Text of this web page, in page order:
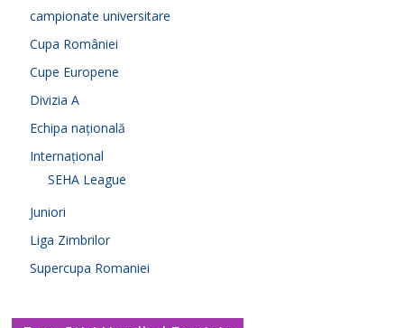
campionate universitare
Cupa României
Cupe Europene
Divizia A
Echipa națională
Internațional
SEHA League
Juniori
Liga Zimbrilor
Supercupa Romaniei